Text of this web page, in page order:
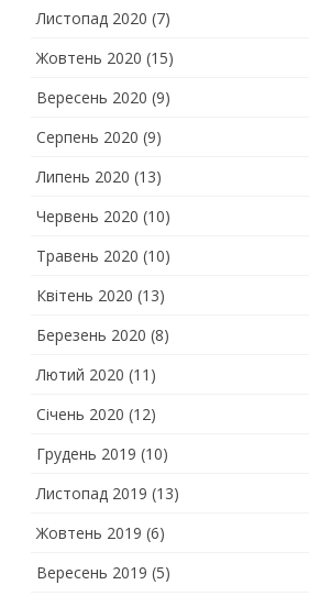
Листопад 2020 (7)
Жовтень 2020 (15)
Вересень 2020 (9)
Серпень 2020 (9)
Липень 2020 (13)
Червень 2020 (10)
Травень 2020 (10)
Квітень 2020 (13)
Березень 2020 (8)
Лютий 2020 (11)
Січень 2020 (12)
Грудень 2019 (10)
Листопад 2019 (13)
Жовтень 2019 (6)
Вересень 2019 (5)